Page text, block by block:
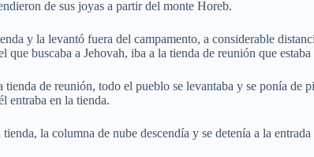
de sus joyas a partir del monte Horeb.
y la levantó fuera del campamento, a considerable
que buscaba a Jehovah, iba a la tienda de reunión que
de reunión, todo el pueblo se levantaba y se ponía de
entraba en la tienda.
la columna de nube descendía y se detenía a la